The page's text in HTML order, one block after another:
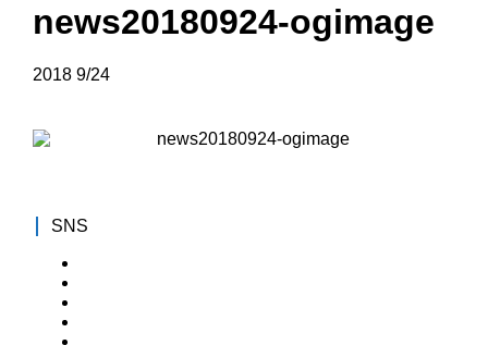
news20180924-ogimage
2018 9/24
SNS